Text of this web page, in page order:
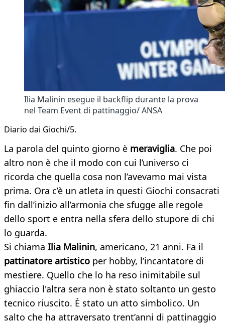
Ilia Malinin esegue il backflip durante la prova
nel Team Event di pattinaggio/ ANSA
Diario dai Giochi/5.
La parola del quinto giorno è meraviglia. Che poi
altro non è che il modo con cui l’universo ci
ricorda che quella cosa non l’avevamo mai vista
prima. Ora c’è un atleta in questi Giochi consacrati
fin dall’inizio all’armonia che sfugge alle regole
dello sport e entra nella sfera dello stupore di chi
lo guarda.
Si chiama Ilia Malinin, americano, 21 anni. Fa il
pattinatore artistico per hobby, l’incantatore di
mestiere. Quello che lo ha reso inimitabile sul
ghiaccio l'altra sera non è stato soltanto un gesto
tecnico riuscito. È stato un atto simbolico. Un
salto che ha attraversato trent’anni di pattinaggio